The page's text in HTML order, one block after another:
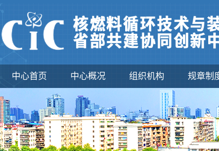
中心首页 中心概况 组织机构 规章制